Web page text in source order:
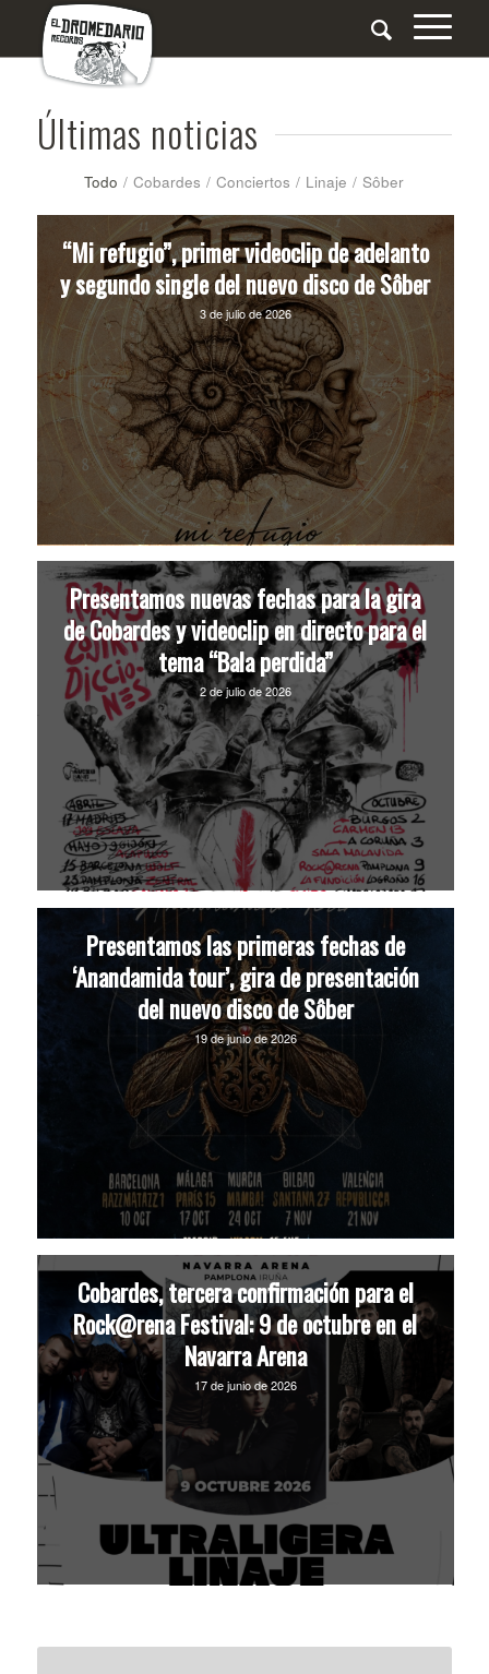
Últimas noticias
Todo / Cobardes / Conciertos / Linaje / Sôber
“Mi refugio”, primer videoclip de adelanto
y segundo single del nuevo disco de Sôber
3 de julio de 2026
Presentamos nuevas fechas para la gira
de Cobardes y videoclip en directo para el
tema “Bala perdida”
2 de julio de 2026
Presentamos las primeras fechas de
‘Anandamida tour’, gira de presentación
del nuevo disco de Sôber
19 de junio de 2026
Cobardes, tercera confirmación para el
Rock@rena Festival: 9 de octubre en el
Navarra Arena
17 de junio de 2026